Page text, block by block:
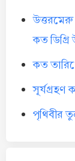
কত
কত
সূর্যগ্রহণ
পৃথিবীর